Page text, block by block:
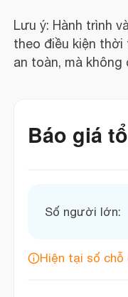
Lưu ý: Hành trình
theo điều kiện thời
an toàn, mà
Báo giá
Số người lớn:
Hiện tại số chỗ